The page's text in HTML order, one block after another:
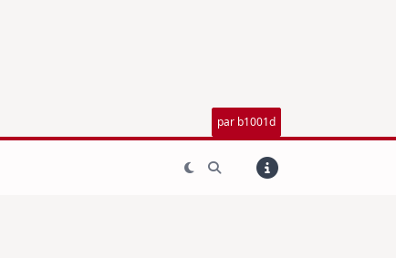
par b1001d